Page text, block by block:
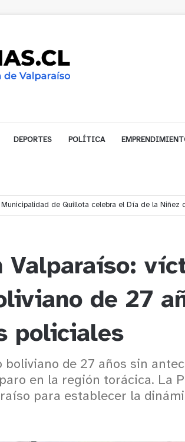
DEPORTES POLÍTICA
Municipalidad de Nogales impulsa inversión de más
Valparaíso:
de 27
policiales
boliviano de 27 años sin
en la región torácica. La
para establecer la